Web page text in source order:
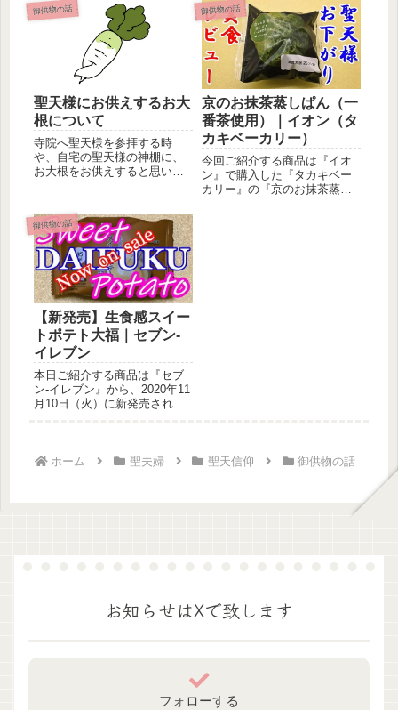
御供物の話
聖天様にお供えするお大
根について
寺院へ聖天様を参拝する時
や、自宅の聖天様の神棚に、
お大根をお供えすると思いま
御供物の話
京のお抹茶蒸しぱん（一
番茶使用）｜イオン（タ
カキベーカリー）
今回ご紹介する商品は『イオ
ン』で購入した『タカキベー
カリー』の『京のお抹茶蒸し
御供物の話
【新発売】生食感スイー
トポテト大福｜セブン-
イレブン
本日ご紹介する商品は『セブ
ン-イレブン』から、2020年11
月10日（火）に新発売され
ホーム 聖夫婦 聖天信仰 御供物の話
お知らせはXで致します
フォローする